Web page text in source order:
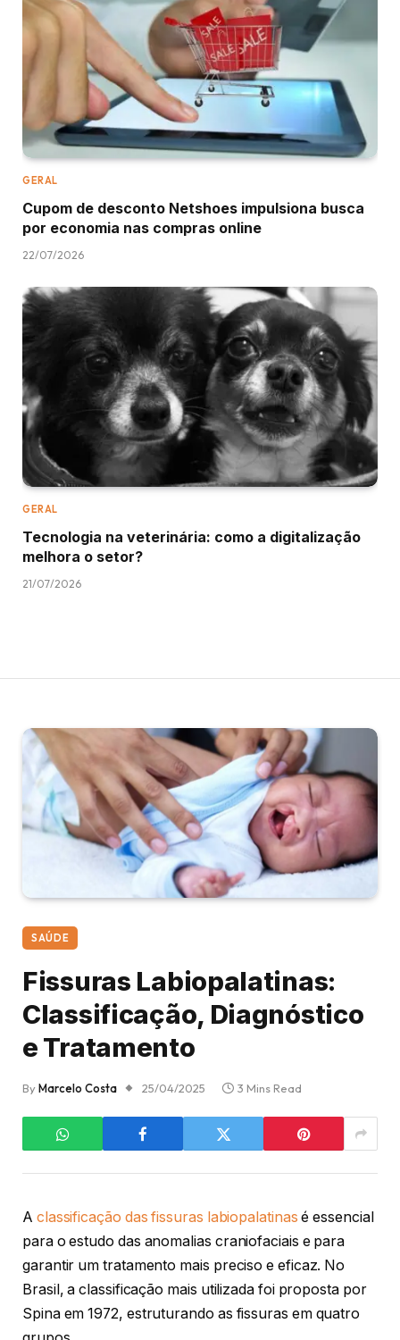
GERAL
Cupom de desconto Netshoes impulsiona busca
por economia nas compras online
22/07/2026
GERAL
Tecnologia na veterinária: como a digitalização
melhora o setor?
21/07/2026
SAÚDE
Fissuras Labiopalatinas:
Classificação, Diagnóstico
e Tratamento
ByMarcelo Costa 25/04/2025 3 Mins Read
A classificação das fissuras labiopalatinas é essencial
para o estudo das anomalias craniofaciais e para
garantir um tratamento mais preciso e eficaz. No
Brasil, a classificação mais utilizada foi proposta por
Spina em 1972, estruturando as fissuras em quatro